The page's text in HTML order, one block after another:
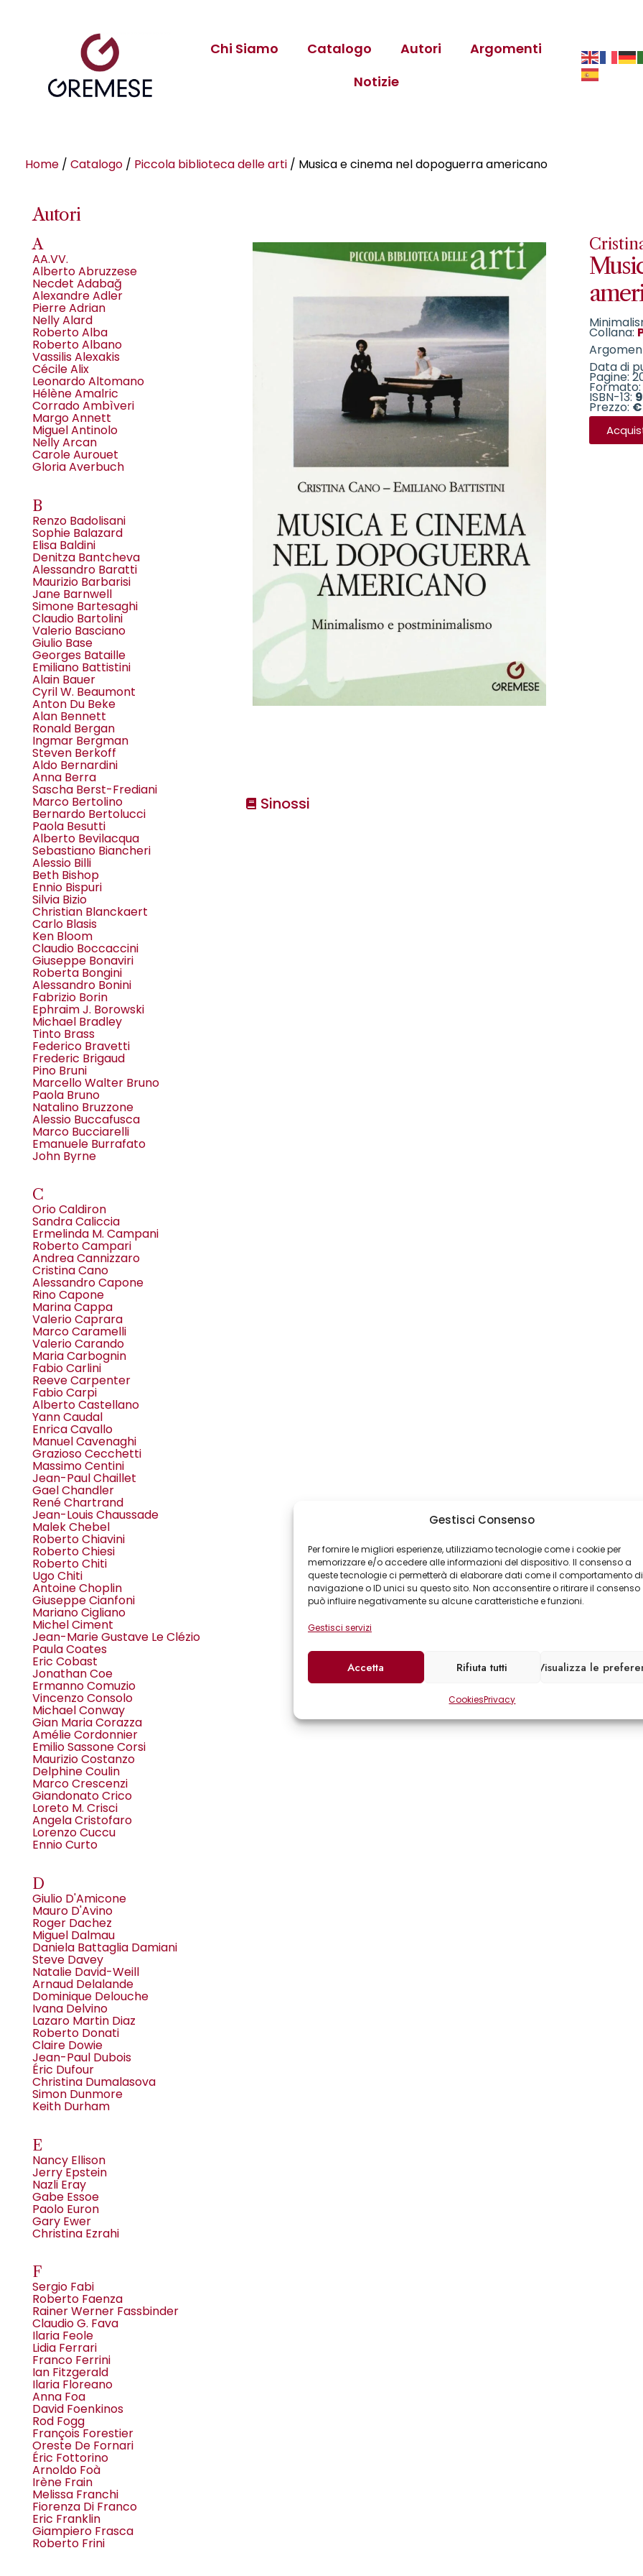
Gestisci Consenso
Per fornire le migliori esperienze, utilizziamo tecnologie come i cookie per
memorizzare e/o accedere alle informazioni del dispositivo. Il consenso a
queste tecnologie ci permetterà di elaborare dati come il comportamento di
navigazione o ID unici su questo sito. Non acconsentire o ritirare il consenso
può influire negativamente su alcune caratteristiche e funzioni.
Gestisci servizi
Accetta Rifiuta tutti Visualizza le
CookiesPrivacy
Chi Siamo Catalogo Autori
Argomenti
Notizie
Home / Catalogo / Piccola biblioteca delle arti / Musica e cinema nel dopoguerra americano
Autori
A
AA.VV.
Alberto Abruzzese
Necdet Adabağ
Alexandre Adler
Pierre Adrian
Nelly Alard
Roberto Alba
Roberto Albano
Vassilis Alexakis
Cécile Alix
Leonardo Altomano
Hélène Amalric
Corrado Ambìveri
Margo Annett
Miguel Antinolo
Nelly Arcan
Carole Aurouet
Gloria Averbuch
B
Renzo Badolisani
Sophie Balazard
Elisa Baldini
Denitza Bantcheva
Alessandro Baratti
Maurizio Barbarisi
Jane Barnwell
Simone Bartesaghi
Claudio Bartolini
Valerio Basciano
Giulio Base
Georges Bataille
Emiliano Battistini
Alain Bauer
Cyril W. Beaumont
Anton Du Beke
Alan Bennett
Ronald Bergan
Ingmar Bergman
Steven Berkoff
Aldo Bernardini
Anna Berra
Sascha Berst-Frediani
Marco Bertolino
Bernardo Bertolucci
Paola Besutti
Alberto Bevilacqua
Sebastiano Biancheri
Alessio Billi
Beth Bishop
Ennio Bispuri
Silvia Bizio
Christian Blanckaert
Carlo Blasis
Ken Bloom
Claudio Boccaccini
Giuseppe Bonaviri
Roberta Bongini
Alessandro Bonini
Fabrizio Borin
Ephraim J. Borowski
Michael Bradley
Tinto Brass
Federico Bravetti
Frederic Brigaud
Pino Bruni
Marcello Walter Bruno
Paola Bruno
Natalino Bruzzone
Alessio Buccafusca
Marco Bucciarelli
Emanuele Burrafato
John Byrne
C
Orio Caldiron
Sandra Caliccia
Ermelinda M. Campani
Roberto Campari
Andrea Cannizzaro
Cristina Cano
Alessandro Capone
Rino Capone
Marina Cappa
Valerio Caprara
Marco Caramelli
Valerio Carando
Maria Carbognin
Fabio Carlini
Reeve Carpenter
Fabio Carpi
Alberto Castellano
Yann Caudal
Enrica Cavallo
Manuel Cavenaghi
Grazioso Cecchetti
Massimo Centini
Jean-Paul Chaillet
Gael Chandler
René Chartrand
Jean-Louis Chaussade
Malek Chebel
Roberto Chiavini
Roberto Chiesi
Roberto Chiti
Ugo Chiti
Antoine Choplin
Giuseppe Cianfoni
Mariano Cigliano
Michel Ciment
Jean-Marie Gustave Le Clézio
Paula Coates
Eric Cobast
Jonathan Coe
Ermanno Comuzio
Vincenzo Consolo
Michael Conway
Gian Maria Corazza
Amélie Cordonnier
Emilio Sassone Corsi
Maurizio Costanzo
Delphine Coulin
Marco Crescenzi
Giandonato Crico
Loreto M. Crisci
Angela Cristofaro
Lorenzo Cuccu
Ennio Curto
D
Giulio D'Amicone
Mauro D'Avino
Roger Dachez
Miguel Dalmau
Daniela Battaglia Damiani
Steve Davey
Natalie David-Weill
Arnaud Delalande
Dominique Delouche
Ivana Delvino
Lazaro Martin Diaz
Roberto Donati
Claire Dowie
Jean-Paul Dubois
Éric Dufour
Christina Dumalasova
Simon Dunmore
Keith Durham
E
Nancy Ellison
Jerry Epstein
Nazli Eray
Gabe Essoe
Paolo Euron
Gary Ewer
Christina Ezrahi
F
Sergio Fabi
Roberto Faenza
Rainer Werner Fassbinder
Claudio G. Fava
Ilaria Feole
Lidia Ferrari
Franco Ferrini
Ian Fitzgerald
Ilaria Floreano
Anna Foa
David Foenkinos
Rod Fogg
François Forestier
Oreste De Fornari
Éric Fottorino
Arnoldo Foà
Irène Frain
Melissa Franchi
Fiorenza Di Franco
Eric Franklin
Giampiero Frasca
Roberto Frini
Collana:
Data di
Pagine:
Formato:
ISBN-13:
Prezzo: €
Sinossi